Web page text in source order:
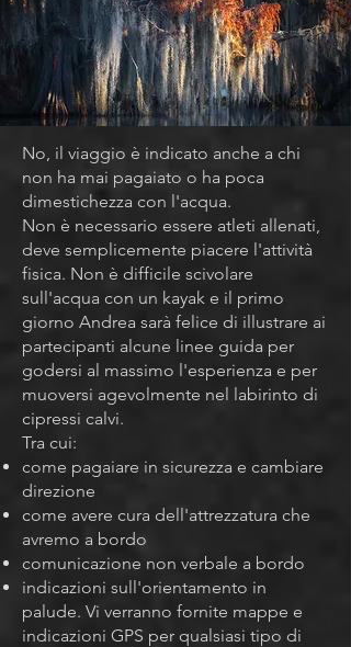
È DIFFICILE PAGAIARE?
No, il viaggio è indicato anche a chi
non ha mai pagaiato o ha poca
dimestichezza con l'acqua.
Non è necessario essere atleti allenati,
deve semplicemente piacere l'attività
fisica. Non è difficile scivolare
sull'acqua con un kayak e il primo
giorno Andrea sarà felice di illustrare ai
partecipanti alcune linee guida per
godersi al massimo l'esperienza e per
muoversi agevolmente nel labirinto di
cipressi calvi.
Tra cui:
come pagaiare in sicurezza e cambiare
direzione
come avere cura dell'attrezzatura che
avremo a bordo
comunicazione non verbale a bordo
indicazioni sull'orientamento in
palude. Vi verranno fornite mappe e
indicazioni GPS per qualsiasi tipo di